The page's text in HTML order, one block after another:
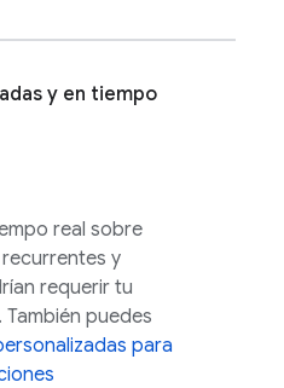
y en tiempo
real sobre
y
requerir tu
puedes
para